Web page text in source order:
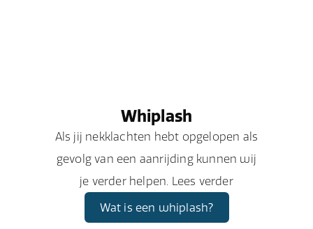
Whiplash
Als jij nekklachten hebt opgelopen als
gevolg van een aanrijding kunnen wij
je verder helpen. Lees verder
Wat is een whiplash?